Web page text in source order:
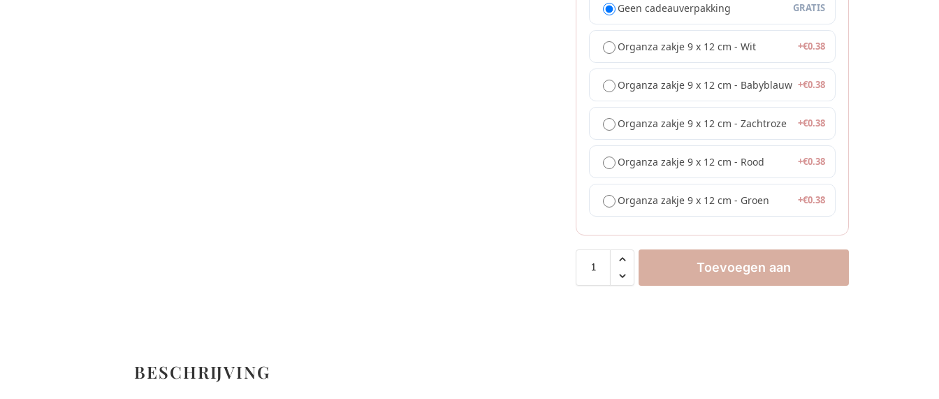
Geen cadeauverpakking GRATIS
Organza zakje 9 x 12 cm - Wit +€0.38
Organza zakje 9 x 12 cm - Babyblauw +€0.38
Organza zakje 9 x 12 cm - Zachtroze +€0.38
Organza zakje 9 x 12 cm - Rood +€0.38
Organza zakje 9 x 12 cm - Groen +€0.38
Toevoegen aan
BESCHRIJVING